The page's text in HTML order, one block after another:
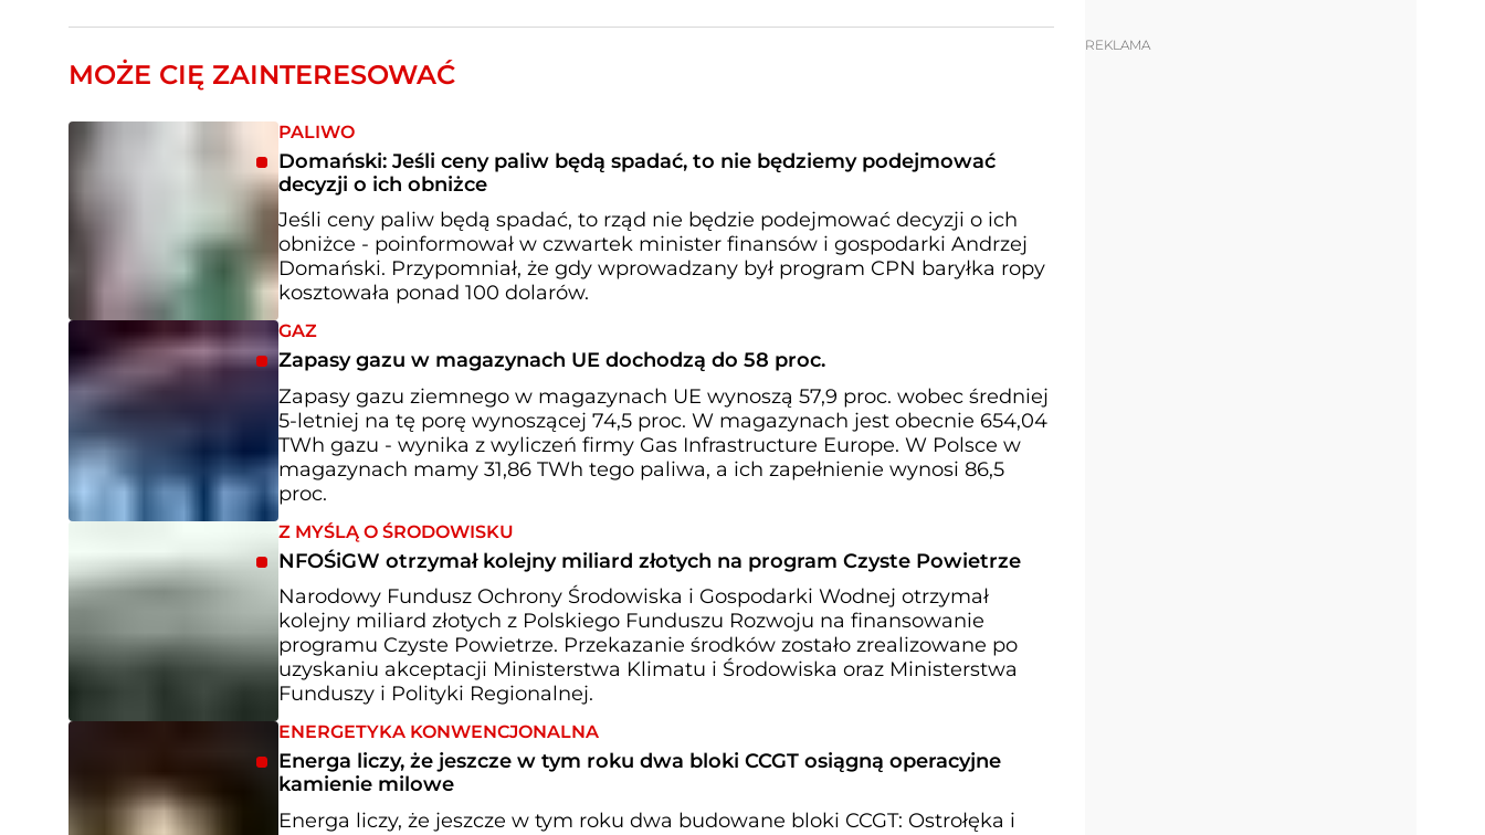
MOŻE CIĘ ZAINTERESOWAĆ
PALIWO
Domański: Jeśli ceny paliw będą spadać, to nie będziemy podejmować
decyzji o ich obniżce
Jeśli ceny paliw będą spadać, to rząd nie będzie podejmować decyzji o ich
obniżce - poinformował w czwartek minister finansów i gospodarki Andrzej
Domański. Przypomniał, że gdy wprowadzany był program CPN baryłka ropy
kosztowała ponad 100 dolarów.
GAZ
Zapasy gazu w magazynach UE dochodzą do 58 proc.
Zapasy gazu ziemnego w magazynach UE wynoszą 57,9 proc. wobec średniej
5-letniej na tę porę wynoszącej 74,5 proc. W magazynach jest obecnie 654,04
TWh gazu - wynika z wyliczeń firmy Gas Infrastructure Europe. W Polsce w
magazynach mamy 31,86 TWh tego paliwa, a ich zapełnienie wynosi 86,5
proc.
Z MYŚLĄ O ŚRODOWISKU
NFOŚiGW otrzymał kolejny miliard złotych na program Czyste Powietrze
Narodowy Fundusz Ochrony Środowiska i Gospodarki Wodnej otrzymał
kolejny miliard złotych z Polskiego Funduszu Rozwoju na finansowanie
programu Czyste Powietrze. Przekazanie środków zostało zrealizowane po
uzyskaniu akceptacji Ministerstwa Klimatu i Środowiska oraz Ministerstwa
Funduszy i Polityki Regionalnej.
ENERGETYKA KONWENCJONALNA
Energa liczy, że jeszcze w tym roku dwa bloki CCGT osiągną operacyjne
kamienie milowe
Energa liczy, że jeszcze w tym roku dwa budowane bloki CCGT: Ostrołęka i
REKLAMA